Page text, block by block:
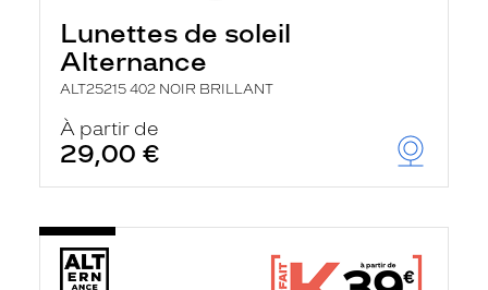
Lunettes de soleil
Alternance
ALT25215 402 NOIR BRILLANT
À partir de
29,00 €